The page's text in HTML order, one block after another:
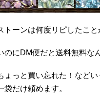
トーンは何度リピしたこと
のにDM便だと送料無料な
ょっと買い忘れた！など
袋だけ頼めます。